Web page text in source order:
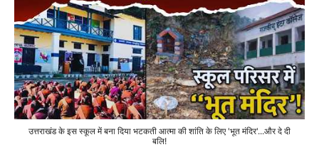
उत्तराखंड के इस स्कूल में बना दिया भटकती आत्मा की शांति के लिए 'भूत मंदिर'...और दे दी
बलि!